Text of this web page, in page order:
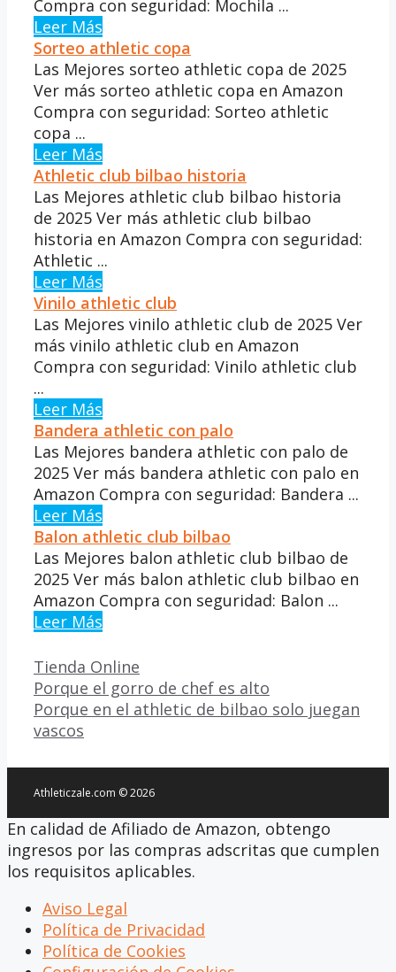
Compra con seguridad: Mochila ...
Leer Más
Sorteo athletic copa
Las Mejores sorteo athletic copa de 2025
Ver más sorteo athletic copa en Amazon
Compra con seguridad: Sorteo athletic
copa ...
Leer Más
Athletic club bilbao historia
Las Mejores athletic club bilbao historia
de 2025 Ver más athletic club bilbao
historia en Amazon Compra con seguridad:
Athletic ...
Leer Más
Vinilo athletic club
Las Mejores vinilo athletic club de 2025 Ver
más vinilo athletic club en Amazon
Compra con seguridad: Vinilo athletic club
...
Leer Más
Bandera athletic con palo
Las Mejores bandera athletic con palo de
2025 Ver más bandera athletic con palo en
Amazon Compra con seguridad: Bandera ...
Leer Más
Balon athletic club bilbao
Las Mejores balon athletic club bilbao de
2025 Ver más balon athletic club bilbao en
Amazon Compra con seguridad: Balon ...
Leer Más
Categorías
Tienda Online
Porque el gorro de chef es alto
Porque en el athletic de bilbao solo juegan
vascos
Athleticzale.com © 2026
En calidad de Afiliado de Amazon, obtengo
ingresos por las compras adscritas que cumplen
los requisitos aplicables.
Aviso Legal
Política de Privacidad
Política de Cookies